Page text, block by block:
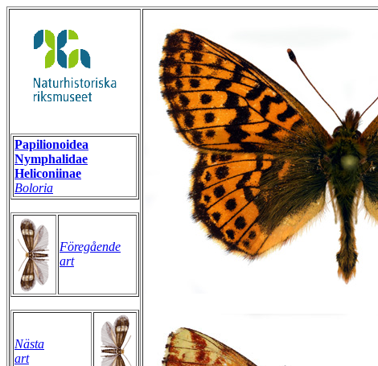
Papilionoidea
Nymphalidae
Heliconiinae
Boloria
Föregående
art
Nästa
art